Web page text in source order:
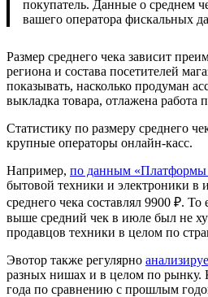
покупатель. Данные о среднем
вашего оператора фискальных
Размер среднего чека зависит
региона и состава посетителей
показывать, насколько продуман
выкладка товара, отлажена работа
Статистику по размеру среднего
крупные операторы онлайн-касс.
Например, по данным
бытовой техники и электроники в
среднего чека составлял 9900 ₽. То
выше средний чек в июле был не
продавцов техники в целом по
Эвотор также регулярно
разных нишах и в целом по рынку.
года по сравнению с прошлым